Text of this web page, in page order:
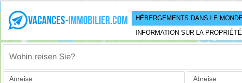
HÉBERGEMENTS DANS LE
INFORMATION SUR LA PROPRIÉTÉ
Wohin reisen Sie?
Anreise Abreise